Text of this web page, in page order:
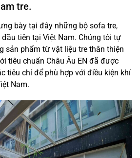
tre.
bày tại đây những bộ sofa tre,
tiên tại Việt Nam. Chúng tôi tự
sản phẩm từ vật liệu tre thân thiện
tiêu chuẩn Châu Âu EN đã được
tiêu chí để phù hợp với điều kiện khí
Nam.